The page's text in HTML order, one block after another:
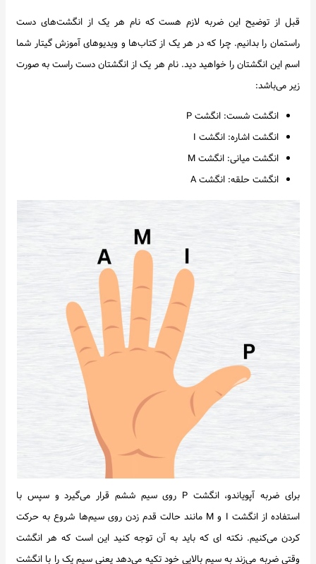
قبل از توضیح این ضربه لازم هست که نام هر یک از انگشت‌های دست
راستمان را بدانیم. چرا که در هر یک از کتاب‌ها و ویدیوهای آموزش گیتار شما
اسم این انگشتان را خواهید دید. نام هر یک از انگشتان دست راست به صورت
زیر می‌باشد:
انگشت شست: انگشت P
انگشت اشاره: انگشت I
انگشت میانی: انگشت M
انگشت حلقه: انگشت A
برای ضربه آپویاندو، انگشت P روی سیم ششم قرار می‌گیرد و سپس با
استفاده از انگشت I و M مانند حالت قدم زدن روی سیم‌ها شروع به حرکت
کردن می‌کنیم. نکته ای که باید به آن توجه کنید این است که هر انگشت
وقتی ضربه می‌زند به سیم بالایی خود تکیه می‌دهد یعنی سیم یک را با انگشت